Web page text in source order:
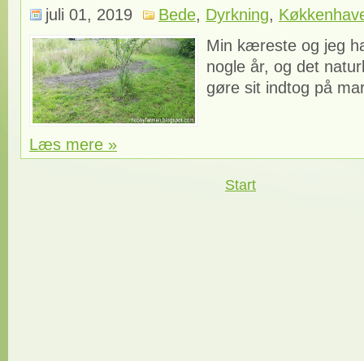
juli 01, 2019 Bede, Dyrkning,
Min kæreste og jeg
nogle år, og det
gøre sit indtog på
Læs mere »
Start